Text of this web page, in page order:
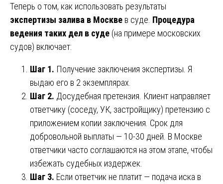
Теперь о том, как использовать результаты
экспертизы залива в Москве в суде. Процедура
ведения таких дел в суде (на примере московских
судов) включает:
Шаг 1. Получение заключения экспертизы. Я
выдаю его в 2 экземплярах.
Шаг 2. Досудебная претензия. Клиент направляет
ответчику (соседу, УК, застройщику) претензию с
приложением копии заключения. Срок для
добровольной выплаты — 10-30 дней. В Москве
ответчики часто соглашаются на этом этапе, чтобы
избежать судебных издержек.
Шаг 3. Если ответчик не платит — подача иска в